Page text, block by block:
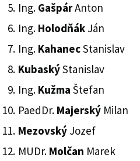
Ing. GašpárAnton
Ing. Holodňák Ján
Ing. KahanecStanislav
KubaskýStanislav
Ing. Kužma Štefan
PaedDr. Majerský Milan
Mezovský Jozef
MUDr. Molčan Marek